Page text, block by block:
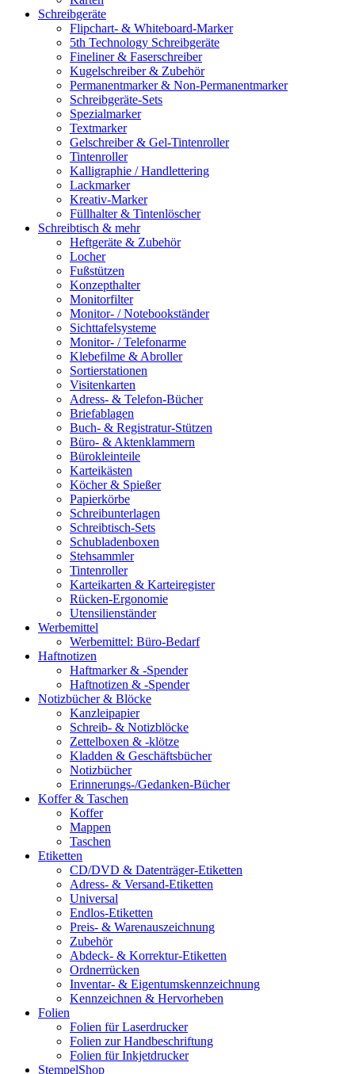
Schreibgeräte
Flipchart- & Whiteboard-Marker
5th Technology Schreibgeräte
Fineliner & Faserschreiber
Kugelschreiber & Zubehör
Permanentmarker & Non-Permanentmarker
Schreibgeräte-Sets
Spezialmarker
Textmarker
Gelschreiber & Gel-Tintenroller
Tintenroller
Kalligraphie / Handlettering
Lackmarker
Kreativ-Marker
Füllhalter & Tintenlöscher
Schreibtisch & mehr
Heftgeräte & Zubehör
Locher
Fußstützen
Konzepthalter
Monitorfilter
Monitor- / Notebookständer
Sichttafelsysteme
Monitor- / Telefonarme
Klebefilme & Abroller
Sortierstationen
Visitenkarten
Adress- & Telefon-Bücher
Briefablagen
Buch- & Registratur-Stützen
Büro- & Aktenklammern
Bürokleinteile
Karteikästen
Köcher & Spießer
Papierkörbe
Schreibunterlagen
Schreibtisch-Sets
Schubladenboxen
Stehsammler
Tintenroller
Karteikarten & Karteiregister
Rücken-Ergonomie
Utensilienständer
Werbemittel
Werbemittel: Büro-Bedarf
Haftnotizen
Haftmarker & -Spender
Haftnotizen & -Spender
Notizbücher & Blöcke
Kanzleipapier
Schreib- & Notizblöcke
Zettelboxen & -klötze
Kladden & Geschäftsbücher
Notizbücher
Erinnerungs-/Gedanken-Bücher
Koffer & Taschen
Koffer
Mappen
Taschen
Etiketten
CD/DVD & Datenträger-Etiketten
Adress- & Versand-Etiketten
Universal
Endlos-Etiketten
Preis- & Warenauszeichnung
Zubehör
Abdeck- & Korrektur-Etiketten
Ordnerrücken
Inventar- & Eigentumskennzeichnung
Kennzeichnen & Hervorheben
Folien
Folien für Laserdrucker
Folien zur Handbeschriftung
Folien für Inkjetdrucker
StempelShop